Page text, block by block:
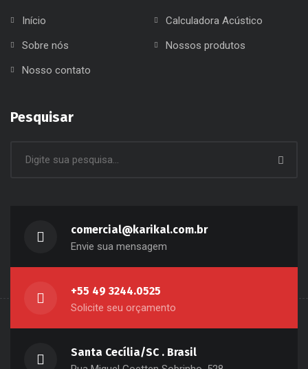
Início
Calculadora Acústico
Sobre nós
Nossos produtos
Nosso contato
Pesquisar
comercial@karikal.com.br
Envie sua mensagem
+55 49 3244.0525
Solicite seu orçamento
Santa Cecília/SC . Brasil